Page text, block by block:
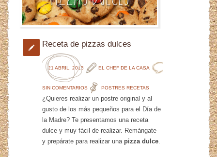
Receta de pizzas dulces
21 ABRIL, 2015 EL CHEF DE LA CASA
SIN COMENTARIOS POSTRES RECETAS
¿Quieres realizar un postre original y al
gusto de los más pequeños para el Día de
la Madre? Te presentamos una receta
dulce y muy fácil de realizar. Remángate
y prepárate para realizar una pizza dulce